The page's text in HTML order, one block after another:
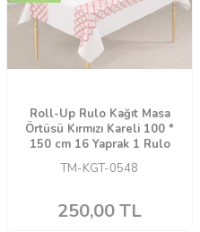
Roll-Up Rulo Kağıt Masa
Örtüsü Kırmızı Kareli 100 *
150 cm 16 Yaprak 1 Rulo
TM-KGT-0548
250,00TL